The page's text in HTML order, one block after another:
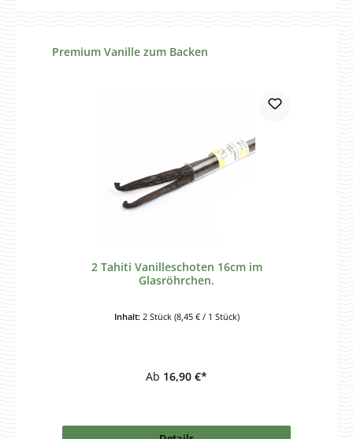
Produktgalerie überspringen
Premium Vanille zum Backen
2 Tahiti Vanilleschoten 16cm im
Glasröhrchen.
Inhalt: 2 Stück (8,45 € / 1 Stück)
Ab 16,90 €*